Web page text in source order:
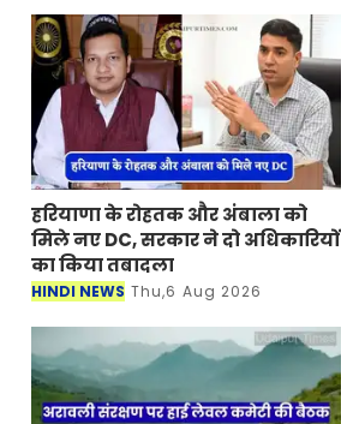
(Rob
हरियाणा के रोहतक और अंबाला को
मिले नए DC, सरकार ने दो अधिकारियों
का किया तबादला
HINDI NEWS Thu,6 Aug 2026